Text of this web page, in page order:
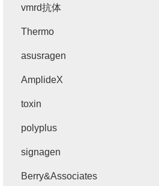
vmrd抗体
Thermo
asusragen
AmplideX
toxin
polyplus
signagen
Berry&Associates